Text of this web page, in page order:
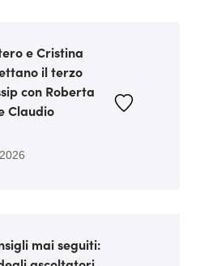
e Cristina
il terzo
con Roberta
Claudio
mai seguiti: